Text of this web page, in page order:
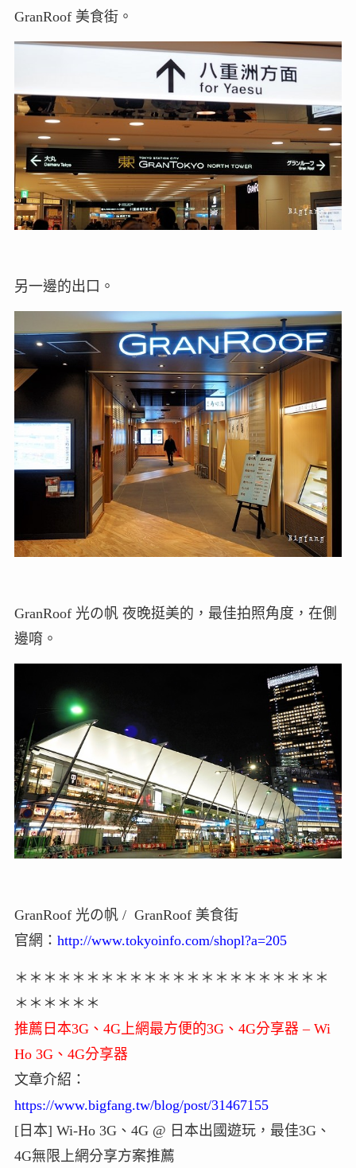
GranRoof 美食街。
另一邊的出口。
GranRoof 光の帆 夜晚挺美的，最佳拍照角度，在側
邊唷。
GranRoof 光の帆 / GranRoof 美食街
官網： http://www.tokyoinfo.com/shopl?a=205
＊＊＊＊＊＊＊＊＊＊＊＊＊＊＊＊＊＊＊＊＊＊
＊＊＊＊＊＊
推薦日本3G、4G上網最方便的3G、4G分享器 – Wi
Ho 3G、4G分享器
文章介紹：
https://www.bigfang.tw/blog/post/31467155
[日本] Wi-Ho 3G、4G @ 日本出國遊玩，最佳3G、
4G無限上網分享方案推薦